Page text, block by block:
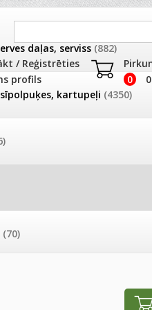
/ Reģistrēties
profils
0
daļas, serviss (882)
kartupeļi (4350)
(70)
AKCIJAS
AKCIJAS komplekts -
līdzekļi
PROF
25kg